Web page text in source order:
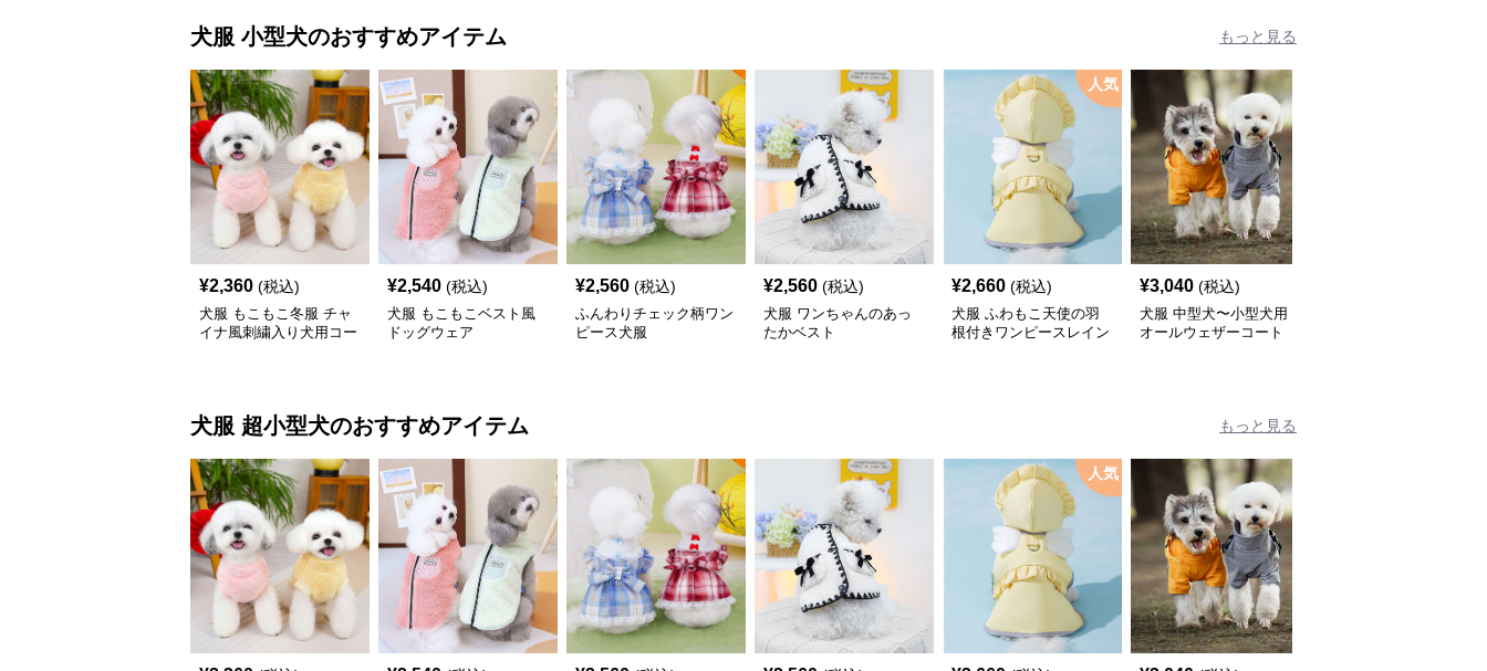
犬服 小型犬のおすすめアイテム もっと見る
¥2,360 (税込)
犬服 もこもこ冬服 チャ
イナ風刺繍入り犬用コー
¥2,540 (税込)
犬服 もこもこベスト風
ドッグウェア
¥2,560 (税込)
ふんわりチェック柄ワン
ピース犬服
¥2,560 (税込)
犬服 ワンちゃんのあっ
たかベスト
人気
¥2,660 (税込)
犬服 ふわもこ天使の羽
根付きワンピースレイン
¥3,040 (税込)
犬服 中型犬〜小型犬用
オールウェザーコート
犬服 超小型犬のおすすめアイテム もっと見る
人気